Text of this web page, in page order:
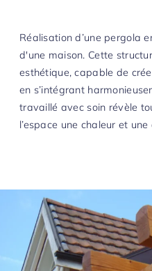
Biedermann
L’actu
Biedermann
Chemin
CH- 1224
Petits
Voir tout
Réalisation d’une pergola
d'une maison. Cette
esthétique, capable de
en s’intégrant
travaillé avec soin révèle
l’espace une chaleur et